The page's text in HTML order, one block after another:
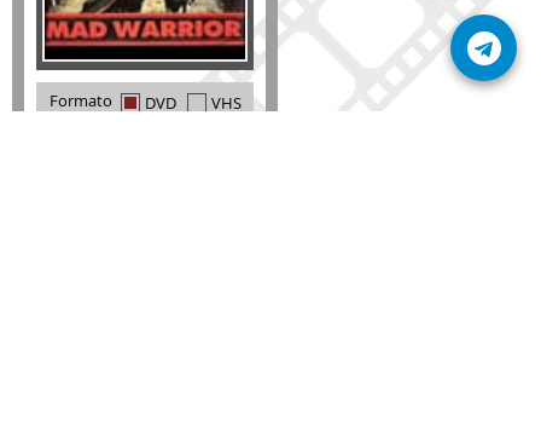
Formato DVD VHS